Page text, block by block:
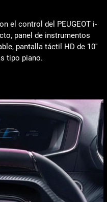
el control del PEUGEOT i-
panel de instrumentos
pantalla táctil HD de 10''
tipo piano.